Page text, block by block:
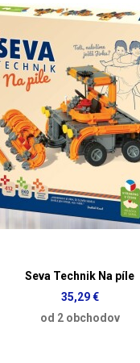
Seva Technik Na píle
35,29 €
od 2 obchodov